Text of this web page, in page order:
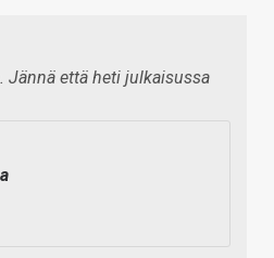
Jännä että heti julkaisussa